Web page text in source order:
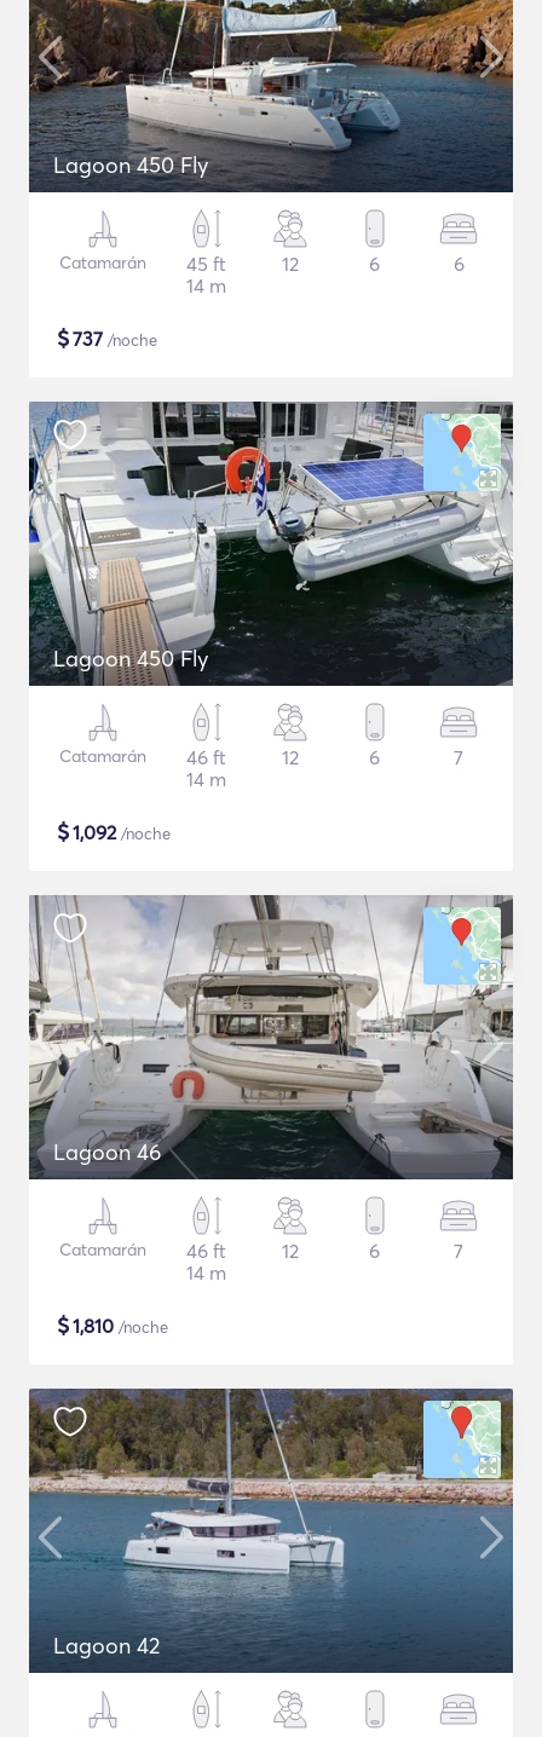
Lagoon 450 Fly
Catamarán
45 ft
14 m
12 6 6
$737 /noche
Lagoon 450 Fly
Catamarán
46 ft
14 m
12 6 7
$1,092/noche
Lagoon 46
Catamarán
46 ft
14 m
12 6 7
$1,810 /noche
Lagoon 42